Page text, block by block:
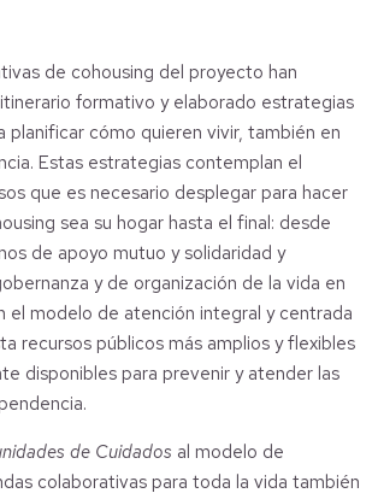
de cohousing del proyecto han
formativo y elaborado estrategias
planificar cómo quieren vivir, también en
Estas estrategias contemplan el
que es necesario desplegar para hacer
sea su hogar hasta el final: desde
de apoyo mutuo y solidaridad y
y de organización de la vida en
el modelo de atención integral y centrada
recursos públicos más amplios y flexibles
disponibles para prevenir y atender las
de Cuidados al modelo de
colaborativas para toda la vida también